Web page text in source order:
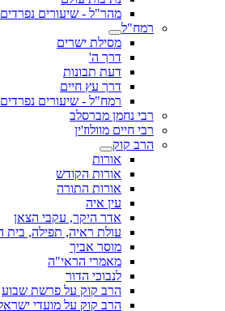
מהר"ל - שיעורים נפרדים
רמח"ל
מסילת ישרים
דרך ה'
דעת תבונות
דרך עץ חיים
רמח"ל - שיעורים נפרדים
רבי נחמן מברסלב
רבי חיים מוולוז'ין
הרב קוק
אורות
אורות הקודש
אורות התורה
עין איה
אדר היקר, עקבי הצאן
עולת ראיה, תפילה,
מוסר אביך
מאמרי הראי"ה
לנבוכי הדור
הרב קוק על פרשת שבוע
הרב קוק על מועדי